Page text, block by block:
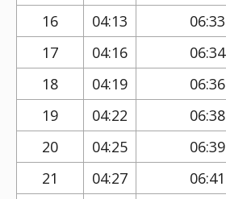
16
04:13 06:33
17
04:16 06:34
18
04:19 06:36
19
04:22 06:38
20
04:25 06:39
21
04:27 06:41